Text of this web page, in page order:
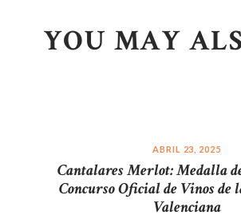
YOU MAY
ABRIL 23, 2025
Cantalares Merlot: Medalla
Concurso Oficial de Vinos de
Valenciana